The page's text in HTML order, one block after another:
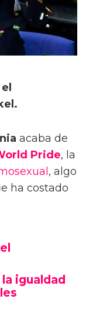
acaba de
Pride, la
, algo
ha costado
igualdad